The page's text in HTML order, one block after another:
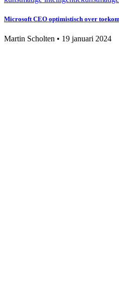
Microsoft CEO optimistisch over
Martin Scholten • 19 januari 2024